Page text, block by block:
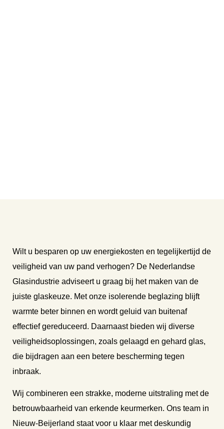
Wilt u besparen op uw energiekosten en tegelijkertijd de
veiligheid van uw pand verhogen? De Nederlandse
Glasindustrie adviseert u graag bij het maken van de
juiste glaskeuze. Met onze isolerende beglazing blijft
warmte beter binnen en wordt geluid van buitenaf
effectief gereduceerd. Daarnaast bieden wij diverse
veiligheidsoplossingen, zoals gelaagd en gehard glas,
die bijdragen aan een betere bescherming tegen
inbraak.
Wij combineren een strakke, moderne uitstraling met de
betrouwbaarheid van erkende keurmerken. Ons team in
Nieuw-Beijerland staat voor u klaar met deskundig